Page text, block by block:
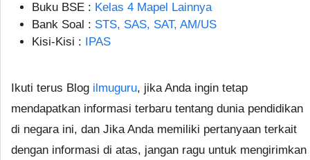
Buku BSE : Kelas 4 Mapel Lainnya
Bank Soal : STS, SAS, SAT, AM/US
Kisi-Kisi :
IPAS
Ikuti terus Blog ilmuguru, jika Anda ingin tetap
mendapatkan informasi terbaru tentang dunia pendidikan
di negara ini, dan Jika Anda memiliki pertanyaan terkait
dengan informasi di atas, jangan ragu untuk mengirimkan